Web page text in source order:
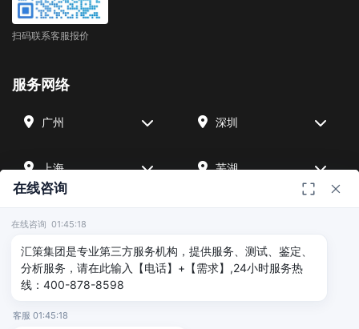
扫码联系客服报价
服务网络
广州 深圳
上海 芜湖
北京 武汉
友情链接
在线咨询
在线咨询 01:45:18
汇策集团是专业第三方服务机构，提供服务、测试、鉴定、
分析服务，请在此输入【电话】+【需求】,24小时服务热
线：400-878-8598
客服 01:45:18